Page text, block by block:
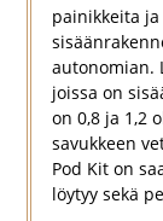
painikkeita
autonomian.
joissa on
on 0,8 ja 1,2
savukkeen
Pod Kit on
löytyy sekä